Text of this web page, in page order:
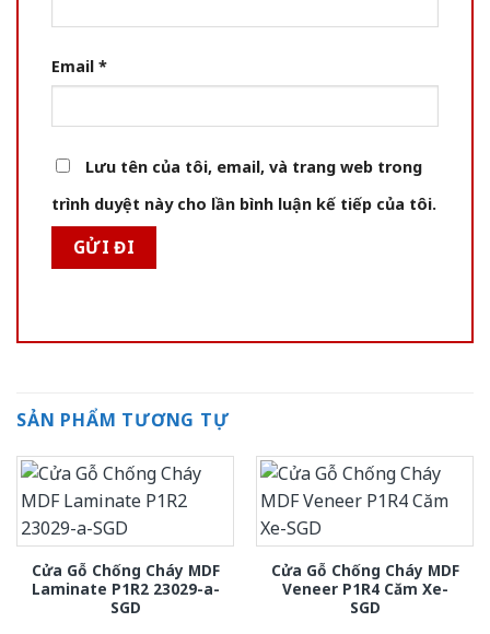
Email *
Lưu tên của tôi, email, và trang web trong
trình duyệt này cho lần bình luận kế tiếp của tôi.
SẢN PHẨM TƯƠNG TỰ
Cửa Gỗ Chống Cháy MDF
Laminate P1R2 23029-a-
SGD
Cửa Gỗ Chống Cháy MDF
Veneer P1R4 Căm Xe-
SGD